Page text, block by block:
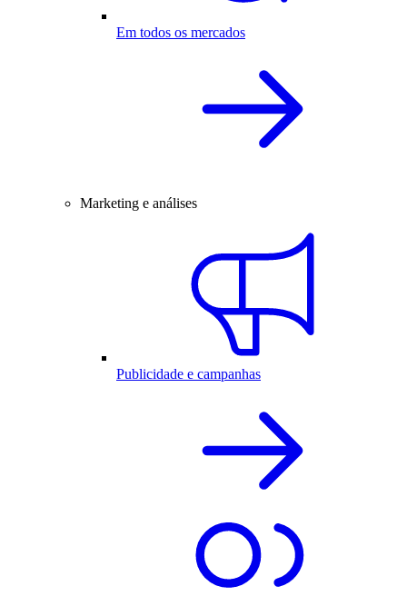
Em todos os mercados
Marketing e análises
Publicidade e campanhas